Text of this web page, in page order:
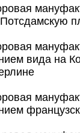
вида на